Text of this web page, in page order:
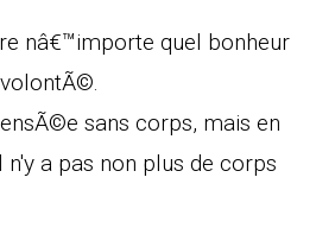
nâ€™importe quel bonheur
sans corps, mais en
a pas non plus de corps